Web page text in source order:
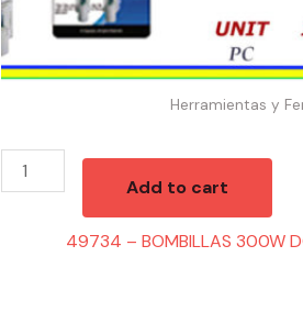
Herramientas y
Add to cart
49734 – BOMBILLAS 300W